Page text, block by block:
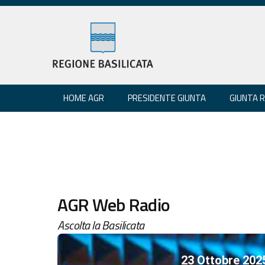
HOME AGR PRESIDENTE GIUNTA GIUNTA
AGR Web Radio
Ascolta la Basilicata
23 Ottobre